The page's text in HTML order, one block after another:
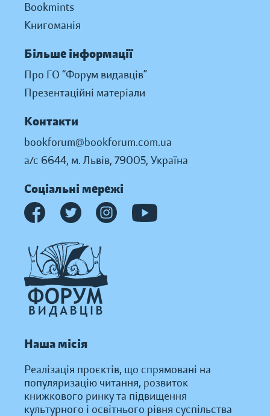
Bookmints
Книгоманія
Більше інформації
Про ГО “Форум видавців”
Презентаційні матеріали
Контакти
bookforum@bookforum.com.ua
а/с 6644, м. Львів, 79005, Україна
Соціальні мережі
Наша місія
Реалізація проєктів, що спрямовані на
популяризацію читання, розвиток
книжкового ринку та підвищення
культурного і освітнього рівня суспільства